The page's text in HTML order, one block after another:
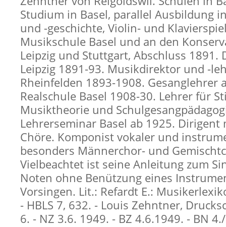
Studium in Basel, parallel Ausbildung
und -geschichte, Violin- und
Musikschule Basel und an den
Leipzig und Stuttgart, Abschluss 1891.
Leipzig 1891-93. Musikdirektor und -
Rheinfelden 1893-1908. Gesanglehrer
Realschule Basel 1908-30. Lehrer für
Musiktheorie und
Lehrerseminar Basel ab 1925. Dirigent
Chöre. Komponist vokaler und
besonders Männerchor- und
Vielbeachtet ist seine Anleitung zum
Noten ohne Benützung eines
Vorsingen. Lit.: Refardt E.:
- HBLS 7, 632. - Louis Zehntner,
6. - NZ 3.6. 1949. - BZ 4.6.1949. - BN